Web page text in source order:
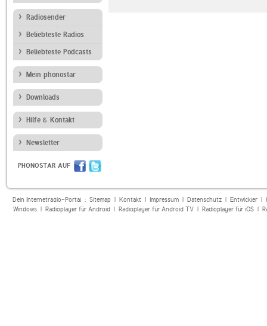
Radiosender
Beliebteste Radios
Beliebteste Podcasts
Mein phonostar
Downloads
Hilfe & Kontakt
Newsletter
PHONOSTAR AUF
Dein Internetradio-Portal : Sitemap| Kontakt| Impressum| Datenschutz| Entwickler|
Windows| Radioplayer für Android| Radioplayer für Android TV| Radioplayer für iOS|